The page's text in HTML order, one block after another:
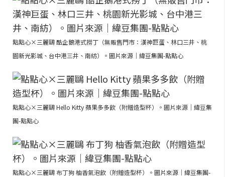
點點心×三麗鷗 酷企鵝港式撈丁（無販售門市：漢神巨蛋、林口三井、桃
園新光影城、台中港三井、南紡）。圖片來源｜緯豆集團-點點心
點點心×三麗鷗 Hello Kitty 蘋果多多飲（附贈造型杯）。圖片來源｜緯豆集
團-點點心
點點心×三麗鷗 布丁狗 柚香氣泡飲（附贈造型杯）。圖片來源｜緯豆集團-